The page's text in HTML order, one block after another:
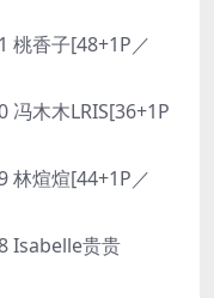
桃香子[48+1P／
冯木木LRIS[36+1P
林煊煊[44+1P／
Isabelle贵贵